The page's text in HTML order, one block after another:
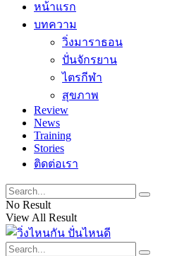
หน้าแรก
บทความ
วิ่งมาราธอน
ปั่นจักรยาน
ไตรกีฬา
สุขภาพ
Review
News
Training
Stories
ติดต่อเรา
No Result
View All Result